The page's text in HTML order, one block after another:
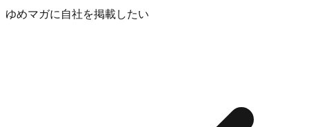
ゆめマガに自社を掲載したい